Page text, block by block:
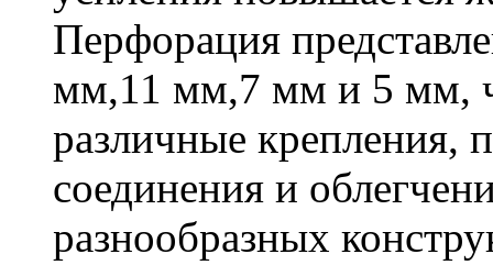
Перфорация
мм,11 мм,7 мм и 5 мм,
различные
соединения и
разнообразных